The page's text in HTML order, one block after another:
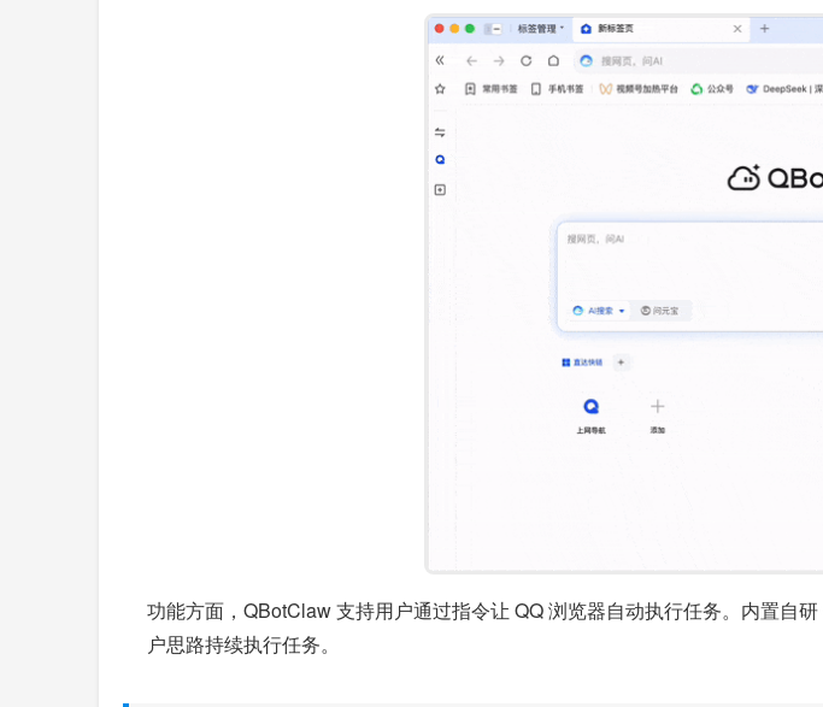
功能方面，QBotClaw 支持用户通过指令让 QQ 浏览器自动执行任务。内置自
户思路持续执行任务。